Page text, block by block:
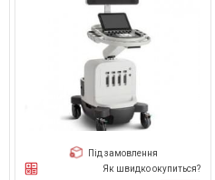
Під замовлення
Як швидко окупиться?